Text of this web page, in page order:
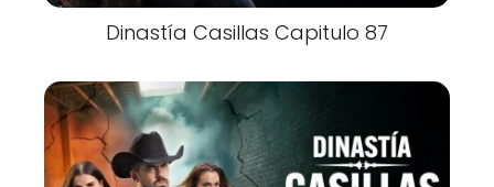
Dinastía Casillas Capitulo 87